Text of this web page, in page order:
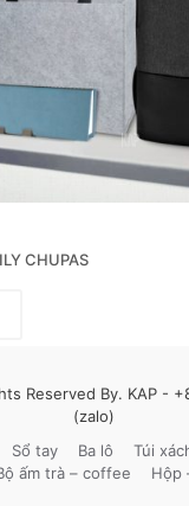
CHUPAS
Reserved By. KAP -
(zalo)
Sổ tay Ba lô Túi
ấm trà – coffee Hộp